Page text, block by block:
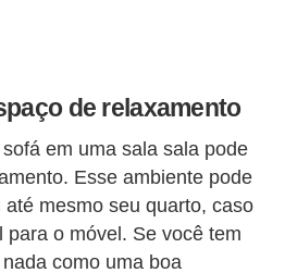
de relaxamento
em uma sala sala pode
Esse ambiente pode
mesmo seu quarto, caso
para o móvel. Se você tem
como uma boa